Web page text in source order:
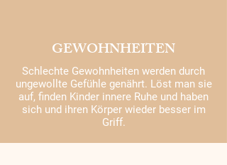
GEWOHNHEITEN
Schlechte Gewohnheiten werden durch
ungewollte Gefühle genährt. Löst man sie
auf, finden Kinder innere Ruhe und haben
sich und ihren Körper wieder besser im
Griff.